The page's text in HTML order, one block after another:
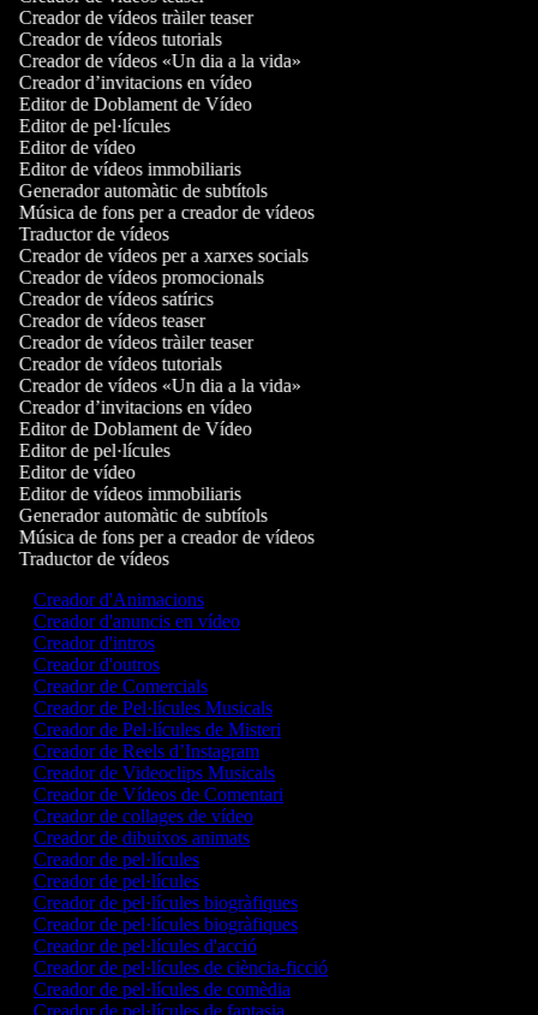
Creador de vídeos tràiler teaser
Creador de vídeos tutorials
Creador de vídeos «Un dia a la vida»
Creador d’invitacions en vídeo
Editor de Doblament de Vídeo
Editor de pel·lícules
Editor de vídeo
Editor de vídeos immobiliaris
Generador automàtic de subtítols
Música de fons per a creador de vídeos
Traductor de vídeos
Creador de vídeos per a xarxes socials
Creador de vídeos promocionals
Creador de vídeos satírics
Creador de vídeos teaser
Creador de vídeos tràiler teaser
Creador de vídeos tutorials
Creador de vídeos «Un dia a la vida»
Creador d’invitacions en vídeo
Editor de Doblament de Vídeo
Editor de pel·lícules
Editor de vídeo
Editor de vídeos immobiliaris
Generador automàtic de subtítols
Música de fons per a creador de vídeos
Traductor de vídeos
Creador d'Animacions
Creador d'anuncis en vídeo
Creador d'intros
Creador d'outros
Creador de Comercials
Creador de Pel·lícules Musicals
Creador de Pel·lícules de Misteri
Creador de Reels d’Instagram
Creador de Videoclips Musicals
Creador de Vídeos de Comentari
Creador de collages de vídeo
Creador de dibuixos animats
Creador de pel·lícules
Creador de pel·lícules
Creador de pel·lícules biogràfiques
Creador de pel·lícules biogràfiques
Creador de pel·lícules d'acció
Creador de pel·lícules de ciència-ficció
Creador de pel·lícules de comèdia